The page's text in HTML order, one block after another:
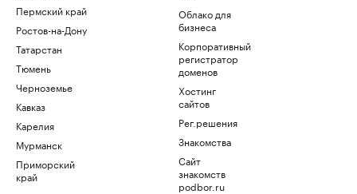
Пермский край
Ростов-на-Дону
Татарстан
Тюмень
Черноземье
Кавказ
Карелия
Мурманск
Приморский
край
Облако для
бизнеса
Корпоративный
регистратор
доменов
Хостинг
сайтов
Рег.решения
Знакомства
Сайт
знакомств
podbor.ru